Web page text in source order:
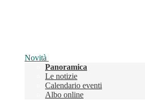
Novità
Panoramica
Le notizie
Calendario eventi
Albo online